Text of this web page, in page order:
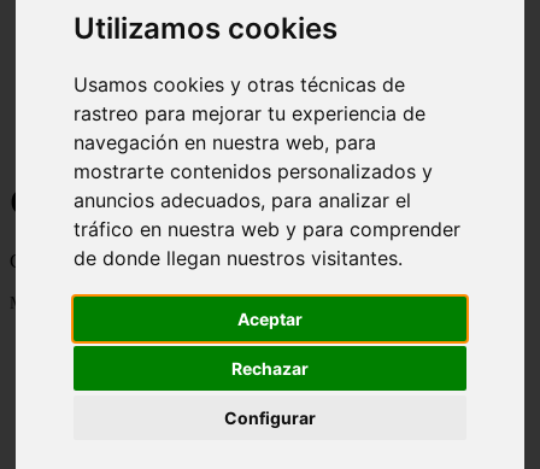
Utilizamos cookies
Usamos cookies y otras técnicas de
rastreo para mejorar tu experiencia de
navegación en nuestra web, para
mostrarte contenidos personalizados y
anuncios adecuados, para analizar el
tráfico en nuestra web y para comprender
de donde llegan nuestros visitantes.
Aceptar
Rechazar
Configurar
Curiosidades y Sabias que
Cosas curiosas, curiosidades, noticias impactantes y mucho mas
Mostrando 1 - 24 de 2834 artículos